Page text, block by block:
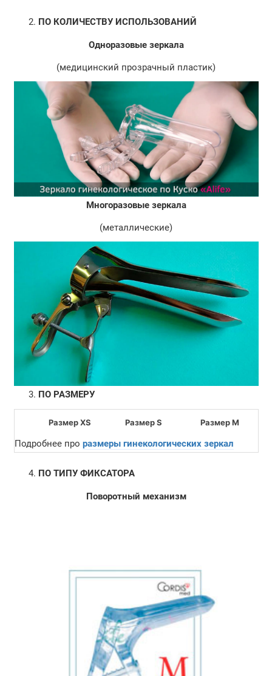
ПО КОЛИЧЕСТВУ ИСПОЛЬЗОВАНИЙ
Одноразовые зеркала
(медицинский прозрачный пластик)
Многоразовые зеркала
(металлические)
ПО РАЗМЕРУ
Размер XS Размер S Размер M
Подробнее про размеры гинекологических зеркал
ПО ТИПУ ФИКСАТОРА
Поворотный механизм